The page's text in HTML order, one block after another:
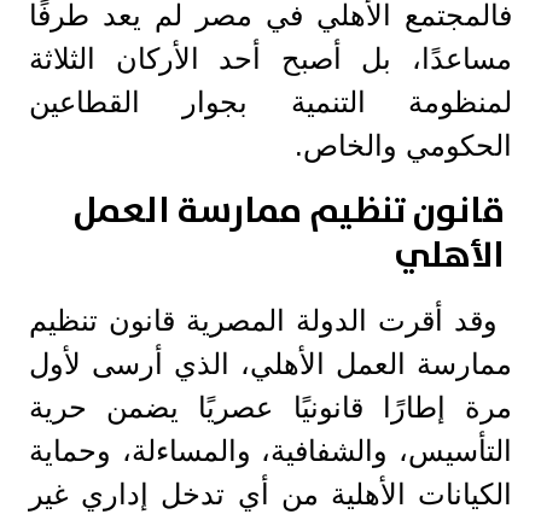
فالمجتمع الأهلي في مصر لم يعد طرفًا
مساعدًا، بل أصبح أحد الأركان الثلاثة
لمنظومة التنمية بجوار القطاعين
الحكومي والخاص.
قانون تنظيم ممارسة العمل
الأهلي
وقد أقرت الدولة المصرية قانون تنظيم
ممارسة العمل الأهلي، الذي أرسى لأول
مرة إطارًا قانونيًا عصريًا يضمن حرية
التأسيس، والشفافية، والمساءلة، وحماية
الكيانات الأهلية من أي تدخل إداري غير